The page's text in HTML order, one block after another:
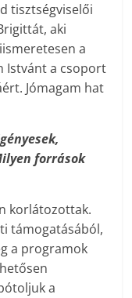
tisztségviselői
aki
a
Istvánt a csoport
Jómagam hat
források
korlátozottak.
támogatásából,
a programok
a